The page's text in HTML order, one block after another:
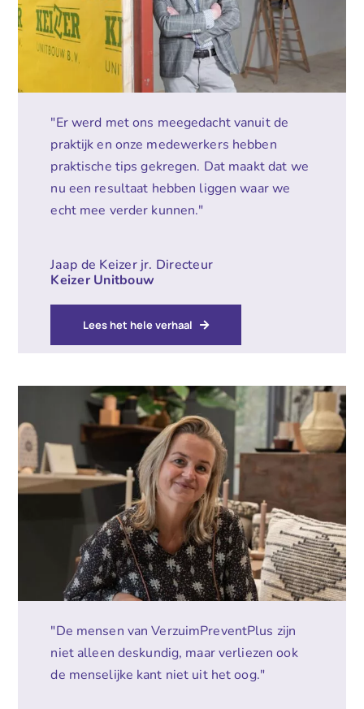
"Er werd met ons meegedacht vanuit de
praktijk en onze medewerkers hebben
praktische tips gekregen. Dat maakt dat we
nu een resultaat hebben liggen waar we
echt mee verder kunnen."
Jaap de Keizer jr. Directeur
Keizer Unitbouw
Lees het hele verhaal
"De mensen van VerzuimPreventPlus zijn
niet alleen deskundig, maar verliezen ook
de menselijke kant niet uit het oog."